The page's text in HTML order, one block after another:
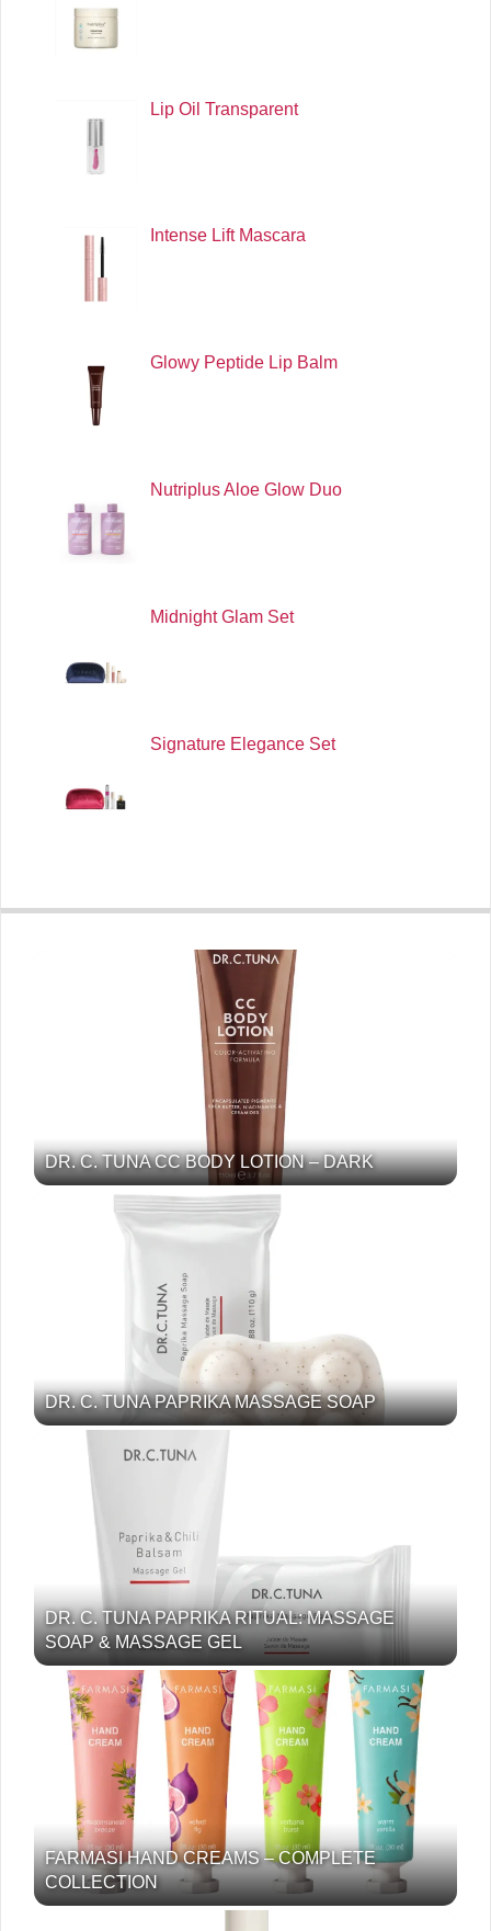
Lip Oil Transparent
Intense Lift Mascara
Glowy Peptide Lip Balm
Nutriplus Aloe Glow Duo
Midnight Glam Set
Signature Elegance Set
DR. C. TUNA CC BODY LOTION – DARK
DR. C. TUNA PAPRIKA MASSAGE SOAP
DR. C. TUNA PAPRIKA RITUAL: MASSAGE
SOAP & MASSAGE GEL
FARMASI HAND CREAMS – COMPLETE
COLLECTION